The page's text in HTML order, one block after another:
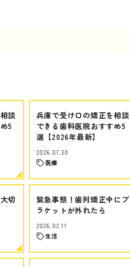
談
5
兵庫で受け口の矯正を相談
できる歯科医院おすすめ5
選【2026年最新】
2026.07.30
医療
切
緊急事態！歯列矯正中にブ
ラケットが外れたら
2026.02.11
生活